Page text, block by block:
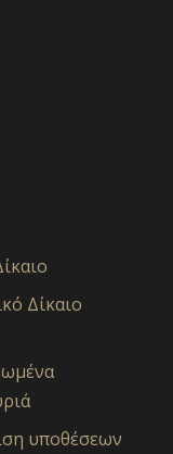
Δίκαιο
υποθέσεων